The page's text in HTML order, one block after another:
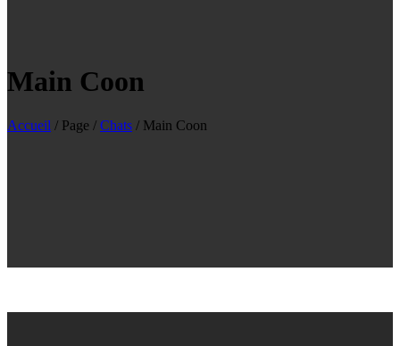
Main Coon
Accueil / Page / Chats / Main Coon